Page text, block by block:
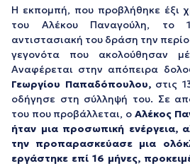
H εκπομπή, που προβλήθηκε έξι
του Αλέκου Παναγούλη, το
αντιστασιακή του δράση την
γεγονότα που ακολούθησαν
Αναφέρεται στην απόπειρα
Γεωργίου Παπαδόπουλου,στις
οδήγησε στη σύλληψή του. Σε
του που προβάλλεται, ο Αλέκος
ήταν μια προσωπική ενέργεια,
την προπαρασκεύασε μια
εργάστηκε επί 16 μήνες,